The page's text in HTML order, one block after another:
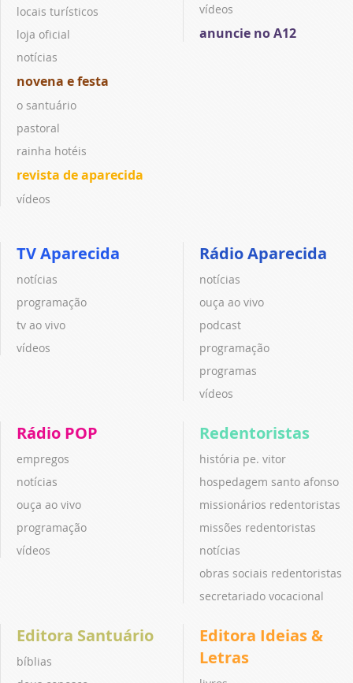
locais turísticos
loja oficial
notícias
novena e festa
o santuário
pastoral
rainha hotéis
revista de aparecida
vídeos
vídeos
anuncie no A12
TV Aparecida
notícias
programação
tv ao vivo
vídeos
Rádio Aparecida
notícias
ouça ao vivo
podcast
programação
programas
vídeos
Rádio POP
empregos
notícias
ouça ao vivo
programação
vídeos
Redentoristas
história pe. vitor
hospedagem santo afonso
missionários redentoristas
missões redentoristas
notícias
obras sociais redentoristas
secretariado vocacional
Editora Santuário
bíblias
Editora Ideias &
Letras